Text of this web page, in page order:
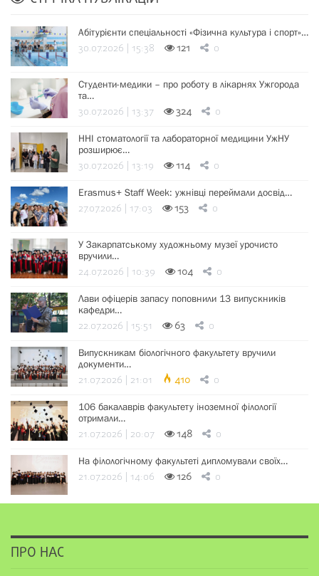
Абітурієнти спеціальності «Фізична культура і спорт»…
30.07.2026 | 15:38 121 0
Студенти-медики – про роботу в лікарнях Ужгорода
та…
30.07.2026 | 13:37 324 0
ННІ стоматології та лабораторної медицини УжНУ
розширює…
30.07.2026 | 13:19 114 0
Erasmus+ Staff Week: ужнівці переймали досвід…
27.07.2026 | 17:03 153 0
У Закарпатському художньому музеї урочисто
вручили…
24.07.2026 | 10:39 104 0
Лави офіцерів запасу поповнили 13 випускників
кафедри…
22.07.2026 | 15:51 63 0
Випускникам біологічного факультету вручили
документи…
21.07.2026 | 21:01 410 0
106 бакалаврів факультету іноземної філології
отримали…
21.07.2026 | 20:07 148 0
На філологічному факультеті дипломували своїх…
21.07.2026 | 14:06 126 0
ПРО НАС